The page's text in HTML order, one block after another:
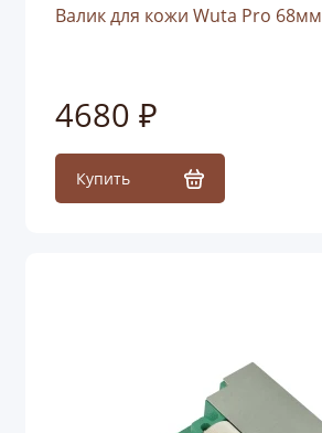
Валик для кожи Wuta Pro 68мм
4680 ₽
Купить